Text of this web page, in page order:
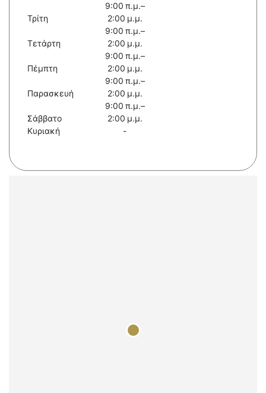
Τρίτη
9:00 π.μ.–
2:00 μ.μ.
Τετάρτη
9:00 π.μ.–
2:00 μ.μ.
Πέμπτη
9:00 π.μ.–
2:00 μ.μ.
Παρασκευή
9:00 π.μ.–
2:00 μ.μ.
Σάββατο
9:00 π.μ.–
2:00 μ.μ.
Κυριακή
-